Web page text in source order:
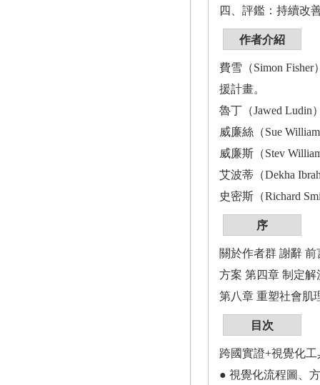
四、評鑑：持續改
作者介紹
費雪（Simon
援計畫。
魯丁（Jawed Ludin
威廉絲（Sue
威廉斯（Stev
艾波蒂（Dekha
史密斯（Richard
序
關於作者群 謝辭
方案 第四章 制定
第八章 重塑社會肌
目次
跨國實證+視覺化
● 視覺化流程圖、